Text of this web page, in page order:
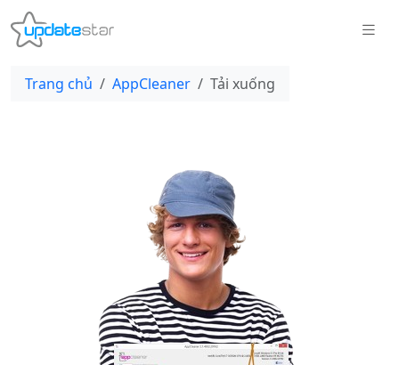
Trang chủ AppCleaner Tải xuống